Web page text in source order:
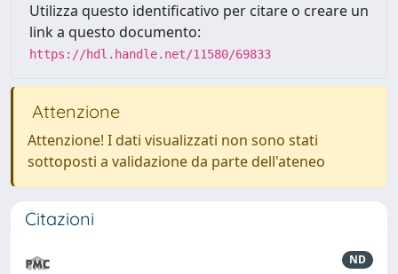
Utilizza questo identificativo per citare o creare un
link a questo documento:
https://hdl.handle.net/11580/69833
Attenzione
Attenzione! I dati visualizzati non sono stati
sottoposti a validazione da parte dell'ateneo
Citazioni
ND